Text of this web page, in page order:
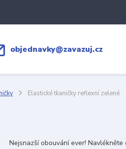
objednavky@zavazuj.cz
Elastické tkaničky reflexní zelené
Nejsnazší obouvání ever!